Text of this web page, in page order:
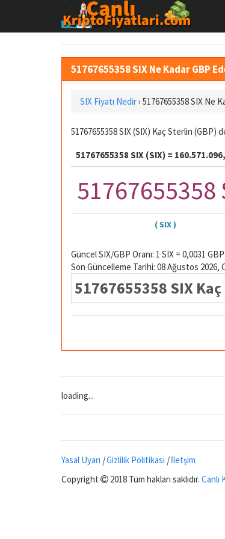
51767655358 SIX Ne Kadar GBP
SIX Fiyatı Nedir› 51767655358 SIX Ne
51767655358 SIX (SIX) Kaç Sterlin
51767655358 SIX (SIX) =
51767655358
( SIX )
Güncel SIX/GBP Oranı: 1 SIX = 0,0031 GBP
Son Güncelleme Tarihi: 08 Ağustos 2026,
51767655358 SIX Kaç
loading...
Yasal Uyarı |Gizlilik Politikası |İletşim
Copyright
2018 Tüm hakları saklıdır. Canlı